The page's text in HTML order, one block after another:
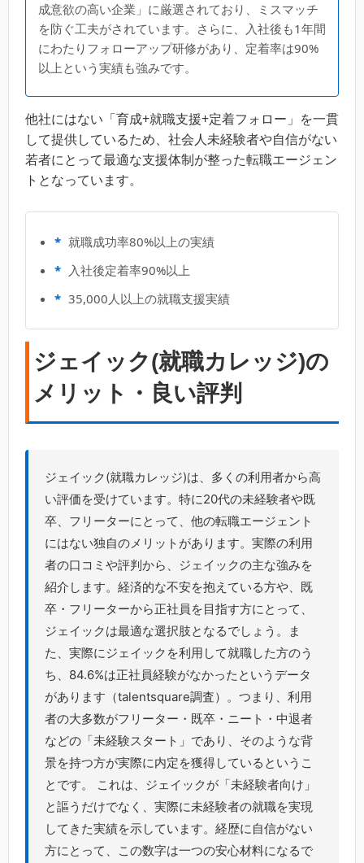
成意欲の高い企業」に厳選されており、ミスマッチ
を防ぐ工夫がされています。さらに、入社後も1年間
にわたりフォローアップ研修があり、定着率は90%
以上という実績も強みです。
他社にはない「育成+就職支援+定着フォロー」を一貫
して提供しているため、社会人未経験者や自信がない
若者にとって最適な支援体制が整った転職エージェン
トとなっています。
就職成功率80%以上の実績
入社後定着率90%以上
35,000人以上の就職支援実績
ジェイック(就職カレッジ)の
メリット・良い評判
ジェイック(就職カレッジ)は、多くの利用者から高
い評価を受けています。特に20代の未経験者や既
卒、フリーターにとって、他の転職エージェント
にはない独自のメリットがあります。実際の利用
者の口コミや評判から、ジェイックの主な強みを
紹介します。経済的な不安を抱えている方や、既
卒・フリーターから正社員を目指す方にとって、
ジェイックは最適な選択肢となるでしょう。ま
た、実際にジェイックを利用して就職した方のう
ち、84.6%は正社員経験がなかったというデータ
があります（talentsquare調査）。つまり、利用
者の大多数がフリーター・既卒・ニート・中退者
などの「未経験スタート」であり、そのような背
景を持つ方が実際に内定を獲得しているというこ
とです。 これは、ジェイックが「未経験者向け」
と謳うだけでなく、実際に未経験者の就職を実現
してきた実績を示しています。経歴に自信がない
方にとって、この数字は一つの安心材料になるで